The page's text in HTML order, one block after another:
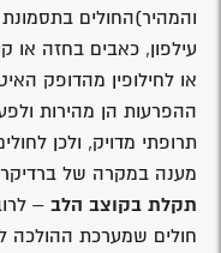
והמהיר)החולים
עילפון, כאבים בחזה או
או לחילופין מהדופק
ההפרעות הן מהירות
תרופתי מדויק, ולכן
מענה במקרה של
תקלת בקוצב הלב –
חולים שמערכת ההולכה